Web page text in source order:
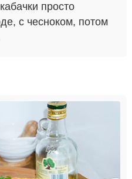
просто
с чесноком, потом